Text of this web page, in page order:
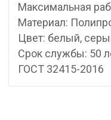
Максимальная
Материал:
Цвет: белый,
Срок службы: 50
ГОСТ 32415-2016